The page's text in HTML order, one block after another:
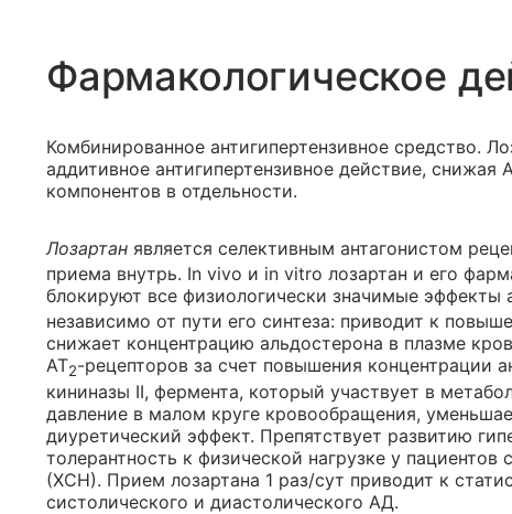
Фармакологическое
Комбинированное антигипертензивное средство.
аддитивное антигипертензивное действие,
компонентов в отдельности.
Лозартан является селективным антагонистом
приема внутрь. In vivo и in vitro лозартан и его
блокируют все физиологически значимые эффекты
независимо от пути его синтеза: приводит к
снижает концентрацию альдостерона в плазме
АТ2-рецепторов за счет повышения концентрации
кининазы II, фермента, который участвует в
давление в малом круге кровообращения,
диуретический эффект. Препятствует развитию
толерантность к физической нагрузке у пациентов
(ХСН). Прием лозартана 1 раз/сут приводит к
систолического и диастолического АД.